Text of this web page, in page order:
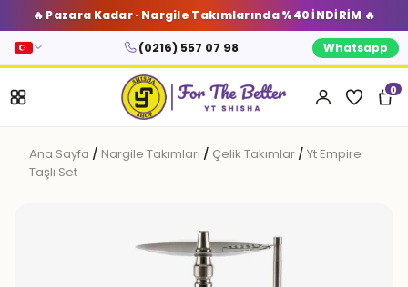
🔥 Pazara Kadar · Nargile Takımlarında %40 İNDİRİM 🔥
(0216) 557 07 98 Whatsapp
0
Ana Sayfa / Nargile Takımları / Çelik Takımlar / Yt Empire
Taşlı Set